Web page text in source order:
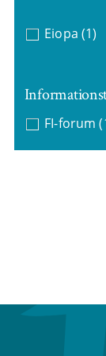
Eiopa (1)
FI-forum